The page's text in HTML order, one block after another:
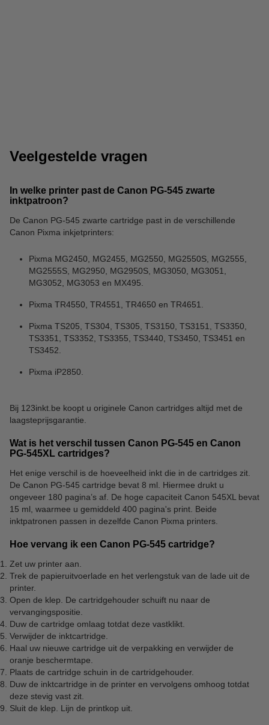
Insteekhoesjes
Veelgestelde vragen
In welke printer past de Canon PG-545 zwarte
inktpatroon?
De Canon PG-545 zwarte cartridge past in de verschillende
Canon Pixma inkjetprinters:
Pixma MG2450, MG2455, MG2550, MG2550S, MG2555,
MG2555S, MG2950, MG2950S, MG3050, MG3051,
MG3052, MG3053 en MX495.
Pixma TR4550, TR4551, TR4650 en TR4651.
Pixma TS205, TS304, TS305, TS3150, TS3151, TS3350,
TS3351, TS3352, TS3355, TS3440, TS3450, TS3451 en
TS3452.
Pixma iP2850.
Bij 123inkt.be koopt u originele Canon cartridges altijd met de
laagsteprijsgarantie.
Wat is het verschil tussen Canon PG-545 en Canon
PG-545XL cartridges?
Het enige verschil is de hoeveelheid inkt die in de cartridges zit.
De Canon PG-545 cartridge bevat 8 ml. Hiermee drukt u
ongeveer 180 pagina’s af. De hoge capaciteit Canon 545XL bevat
15 ml, waarmee u gemiddeld 400 pagina's print. Beide
inktpatronen passen in dezelfde Canon Pixma printers.
Hoe vervang ik een Canon PG-545 cartridge?
Zet uw printer aan.
Trek de papieruitvoerlade en het verlengstuk van de lade uit de
printer.
Open de klep. De cartridgehouder schuift nu naar de
vervangingspositie.
Duw de cartridge omlaag totdat deze vastklikt.
Verwijder de inktcartridge.
Haal uw nieuwe cartridge uit de verpakking en verwijder de
oranje beschermtape.
Plaats de cartridge schuin in de cartridgehouder.
Duw de inktcartridge in de printer en vervolgens omhoog totdat
deze stevig vast zit.
Sluit de klep. Lijn de printkop uit.